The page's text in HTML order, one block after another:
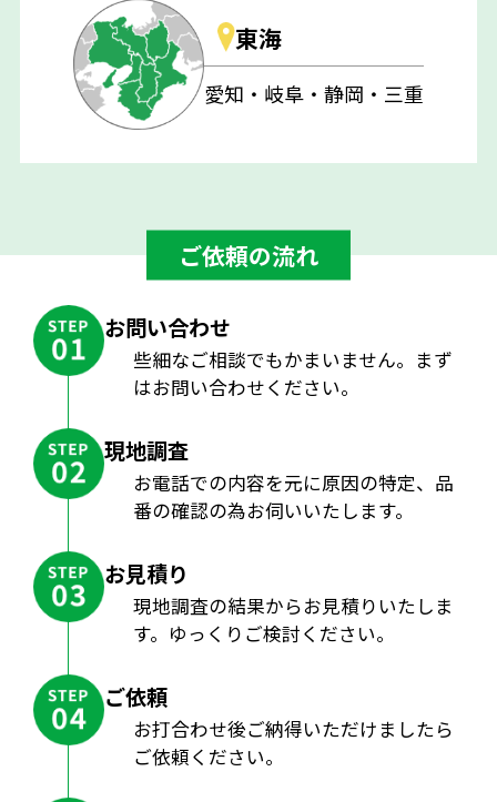
東海
愛知・岐阜・静岡・三重
ご依頼の流れ
お問い合わせ
些細なご相談でもかまいません。まず
はお問い合わせください。
現地調査
お電話での内容を元に原因の特定、品
番の確認の為お伺いいたします。
お見積り
現地調査の結果からお見積りいたしま
す。ゆっくりご検討ください。
ご依頼
お打合わせ後ご納得いただけましたら
ご依頼ください。